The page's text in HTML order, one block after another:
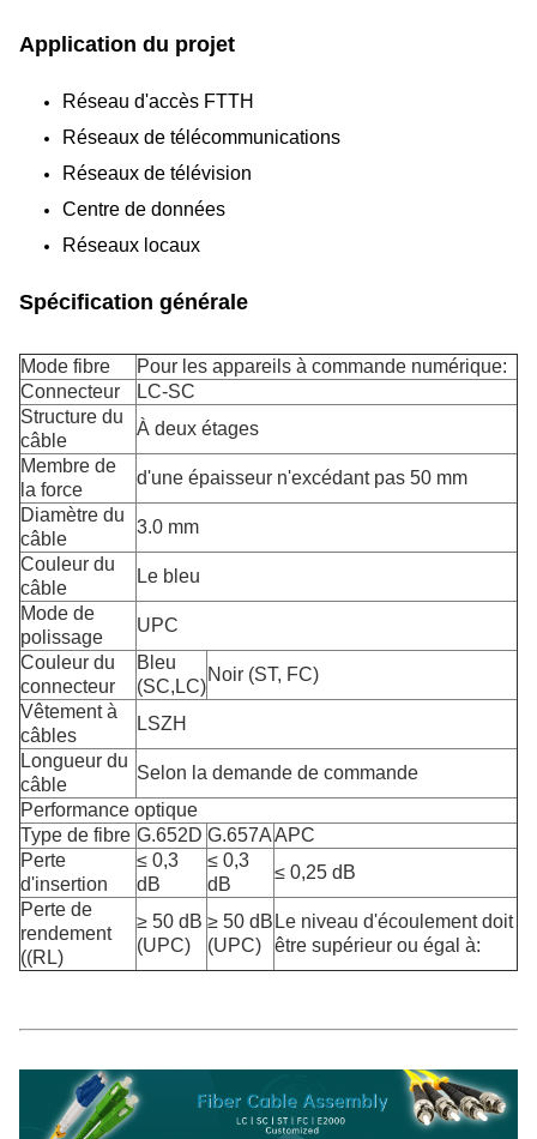
Application du projet
Réseau d'accès FTTH
Réseaux de télécommunications
Réseaux de télévision
Centre de données
Réseaux locaux
Spécification générale
Mode fibre
Pour les appareils à commande numérique:
Connecteur
LC-SC
Structure du
câble
À deux étages
Membre de
la force
d'une épaisseur n'excédant pas 50 mm
Diamètre du
câble
3.0 mm
Couleur du
câble
Le bleu
Mode de
polissage
UPC
Couleur du
connecteur
Bleu
(SC,LC)
Noir (ST, FC)
Vêtement à
câbles
LSZH
Longueur du
câble
Selon la demande de commande
Performance optique
Type de fibre G.652D G.657AAPC
Perte
d'insertion
≤ 0,3
dB
≤ 0,3
dB
≤ 0,25 dB
Perte de
rendement
((RL)
≥ 50 dB
(UPC)
≥ 50 dB
(UPC)
Le niveau d'écoulement doit
être supérieur ou égal à: